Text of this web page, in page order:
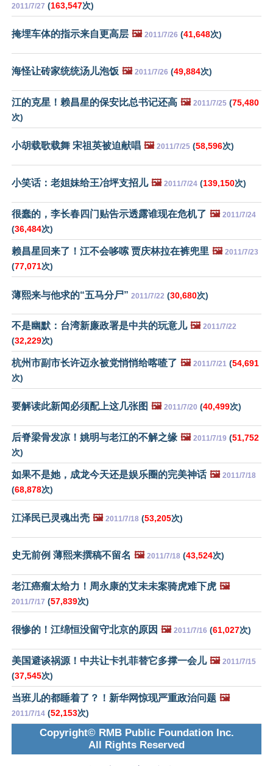
2011/7/27 (163,547次)
掩埋车体的指示来自更高层 🖼️ 2011/7/26 (41,648次)
海怪让砖家统统汤儿泡饭 🖼️ 2011/7/26 (49,884次)
江的克星！赖昌星的保安比总书记还高 🖼️ 2011/7/25 (75,480
次)
小胡载歌载舞 宋祖英被迫献唱 🖼️ 2011/7/25 (58,596次)
小笑话：老姐妹给王冶坪支招儿 🖼️ 2011/7/24 (139,150次)
很蠢的，李长春四门贴告示透露谁现在危机了 🖼️ 2011/7/24
(36,484次)
赖昌星回来了！江不会哆嗦 贾庆林拉在裤兜里 🖼️ 2011/7/23
(77,071次)
薄熙来与他求的“五马分尸” 2011/7/22 (30,680次)
不是幽默：台湾新廉政署是中共的玩意儿 🖼️ 2011/7/22
(32,229次)
杭州市副市长许迈永被党悄悄给喀喳了 🖼️ 2011/7/21 (54,691
次)
要解读此新闻必须配上这几张图 🖼️ 2011/7/20 (40,499次)
后脊梁骨发凉！姚明与老江的不解之缘 🖼️ 2011/7/19 (51,752
次)
如果不是她，成龙今天还是娱乐圈的完美神话 🖼️ 2011/7/18
(68,878次)
江泽民已灵魂出壳 🖼️ 2011/7/18 (53,205次)
史无前例 薄熙来撰稿不留名 🖼️ 2011/7/18 (43,524次)
老江癌瘤太给力！周永康的艾未未案骑虎难下虎 🖼️
2011/7/17 (57,839次)
很惨的！江绵恒没留守北京的原因 🖼️ 2011/7/16 (61,027次)
美国避谈祸源！中共让卡扎菲替它多撑一会儿 🖼️ 2011/7/15
(37,545次)
当班儿的都睡着了？！新华网惊现严重政治问题 🖼️
2011/7/14 (52,153次)
Copyright© RMB Public Foundation Inc.
All Rights Reserved